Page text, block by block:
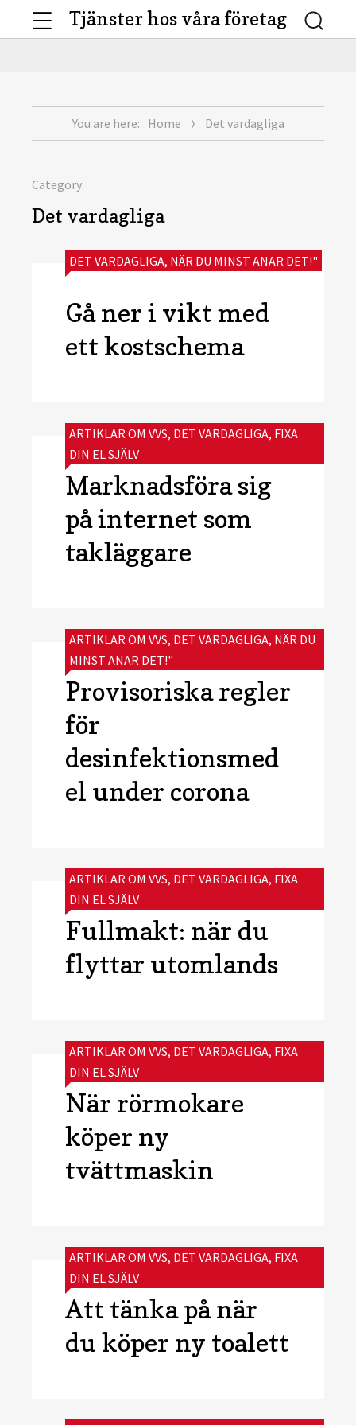
Tjänster hos våra företag
Menu
You are here: Home Det vardagliga
Category:
Det vardagliga
CATEGORIES:
DET VARDAGLIGA, NÄR DU MINST ANAR DET!"
Gå ner i vikt med
ett kostschema
CATEGORIES:
ARTIKLAR OM VVS, DET VARDAGLIGA, FIXA
DIN EL SJÄLV
Marknadsföra sig
på internet som
takläggare
CATEGORIES:
ARTIKLAR OM VVS, DET VARDAGLIGA, NÄR DU
MINST ANAR DET!"
Provisoriska regler
för
desinfektionsmed
el under corona
CATEGORIES:
ARTIKLAR OM VVS, DET VARDAGLIGA, FIXA
DIN EL SJÄLV
Fullmakt: när du
flyttar utomlands
CATEGORIES:
ARTIKLAR OM VVS, DET VARDAGLIGA, FIXA
DIN EL SJÄLV
När rörmokare
köper ny
tvättmaskin
CATEGORIES:
ARTIKLAR OM VVS, DET VARDAGLIGA, FIXA
DIN EL SJÄLV
Att tänka på när
du köper ny toalett